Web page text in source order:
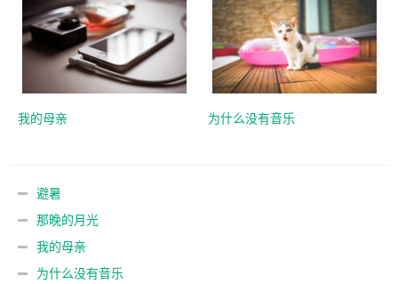
我的母亲 为什么没有音乐
避暑
那晚的月光
我的母亲
为什么没有音乐